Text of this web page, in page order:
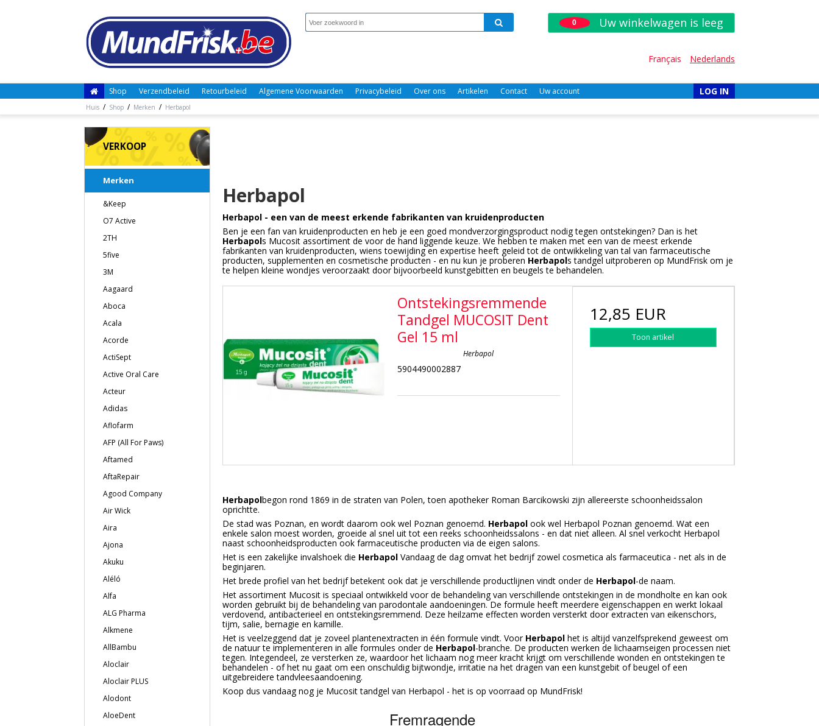
0 Uw winkelwagen is leeg
Français Nederlands
Shop Verzendbeleid Retourbeleid Algemene Voorwaarden Privacybeleid Over ons Artikelen Contact Uw account LOG IN
Huis / Shop / Merken / Herbapol
VERKOOP
Merken
&Keep
O7 Active
2TH
5five
3M
Aagaard
Aboca
Acala
Acorde
ActiSept
Active Oral Care
Acteur
Adidas
Aflofarm
AFP (All For Paws)
Aftamed
AftaRepair
Agood Company
Air Wick
Aira
Ajona
Akuku
Aléló
Alfa
ALG Pharma
Alkmene
AllBambu
Aloclair
Aloclair PLUS
Alodont
AloeDent
Herbapol
Herbapol - een van de meest erkende fabrikanten van kruidenproducten
Ben je een fan van kruidenproducten en heb je een goed mondverzorgingsproduct nodig tegen ontstekingen? Dan is het
Herbapols Mucosit assortiment de voor de hand liggende keuze. We hebben te maken met een van de meest erkende
fabrikanten van kruidenproducten, wiens toewijding en expertise heeft geleid tot de ontwikkeling van tal van farmaceutische
producten, supplementen en cosmetische producten - en nu kun je proberen Herbapols tandgel uitproberen op MundFrisk om je
te helpen kleine wondjes veroorzaakt door bijvoorbeeld kunstgebitten en beugels te behandelen.
Ontstekingsremmende
Tandgel MUCOSIT Dent
Gel 15 ml
Herbapol
5904490002887
12,85 EUR
Toon artikel
Herbapolbegon rond 1869 in de straten van Polen, toen apotheker Roman Barcikowski zijn allereerste schoonheidssalon
oprichtte.
De stad was Poznan, en wordt daarom ook wel Poznan genoemd. Herbapol ook wel Herbapol Poznan genoemd. Wat een
enkele salon moest worden, groeide al snel uit tot een reeks schoonheidssalons - en dat niet alleen. Al snel verkocht Herbapol
naast schoonheidsproducten ook farmaceutische producten via de eigen salons.
Het is een zakelijke invalshoek die Herbapol Vandaag de dag omvat het bedrijf zowel cosmetica als farmaceutica - net als in de
beginjaren.
Het brede profiel van het bedrijf betekent ook dat je verschillende productlijnen vindt onder de Herbapol-de naam.
Het assortiment Mucosit is speciaal ontwikkeld voor de behandeling van verschillende ontstekingen in de mondholte en kan ook
worden gebruikt bij de behandeling van parodontale aandoeningen. De formule heeft meerdere eigenschappen en werkt lokaal
verdovend, antibacterieel en ontstekingsremmend. Deze heilzame effecten worden versterkt door extracten van eikenschors,
tijm, salie, bernagie en kamille.
Het is veelzeggend dat je zoveel plantenextracten in één formule vindt. Voor Herbapolhet is altijd vanzelfsprekend geweest om
de natuur te implementeren in alle formules onder de Herbapol-branche. De producten werken de lichaamseigen processen niet
tegen. Integendeel, ze versterken ze, waardoor het lichaam nog meer kracht krijgt om verschillende wonden en ontstekingen te
behandelen - of het nu gaat om een onschuldig bijtwondje, irritatie na het dragen van een kunstgebit of beugel of een
uitgebreidere tandvleesaandoening.
Koop dus vandaag nog je Mucosit tandgel van Herbapol - het is op voorraad op MundFrisk!